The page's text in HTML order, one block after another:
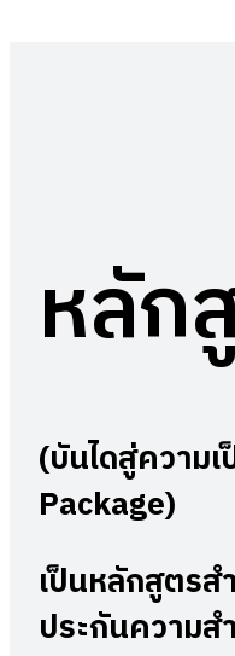
หลัก
(บันไดสู่ความ
Package)
เป็นหลักสูตรส
ประกันความส